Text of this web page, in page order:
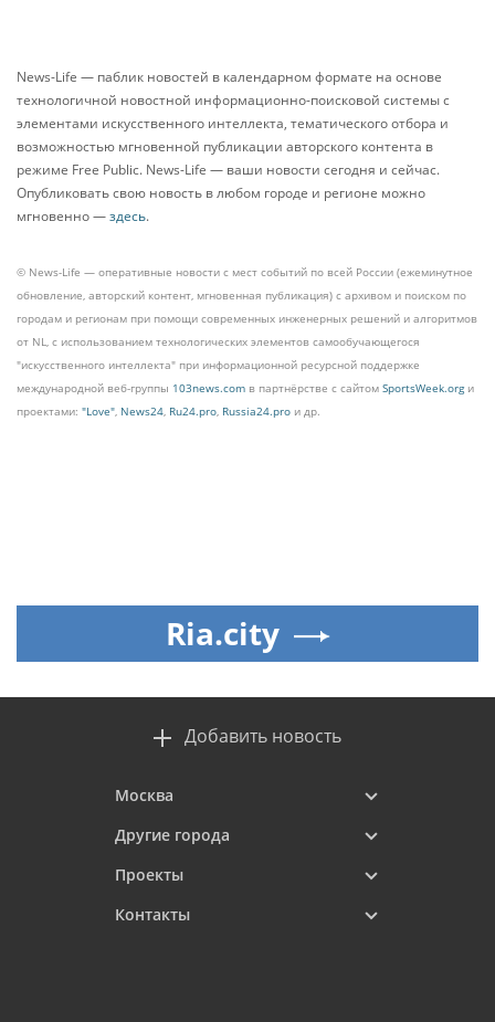
News-Life — паблик новостей в календарном формате на основе
технологичной новостной информационно-поисковой системы с
элементами искусственного интеллекта, тематического отбора и
возможностью мгновенной публикации авторского контента в
режиме Free Public. News-Life — ваши новости сегодня и сейчас.
Опубликовать свою новость в любом городе и регионе можно
мгновенно —здесь.
© News-Life — оперативные новости с мест событий по всей России (ежеминутное
обновление, авторский контент, мгновенная публикация) с архивом и поиском по
городам и регионам при помощи современных инженерных решений и алгоритмов
от NL, с использованием технологических элементов самообучающегося
"искусственного интеллекта" при информационной ресурсной поддержке
международной веб-группы 103news.com в партнёрстве с сайтом SportsWeek.orgи
проектами: "Love", News24, Ru24.pro, Russia24.pro и др.
Ria.city
Добавить новость
Москва
Другие города
Проекты
Контакты